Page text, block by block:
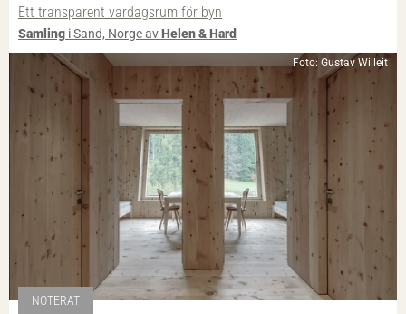
Ett transparent vardagsrum för byn
Samling i Sand, Norge avHelen & Hard
Foto: Gustav Willeit
NOTERAT